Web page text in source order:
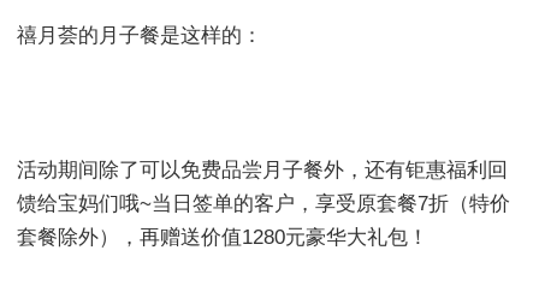
禧月荟的月子餐是这样的：
活动期间除了可以免费品尝月子餐外，还有钜惠福利回
馈给宝妈们哦~当日签单的客户，享受原套餐7折（特价
套餐除外），再赠送价值1280元豪华大礼包！